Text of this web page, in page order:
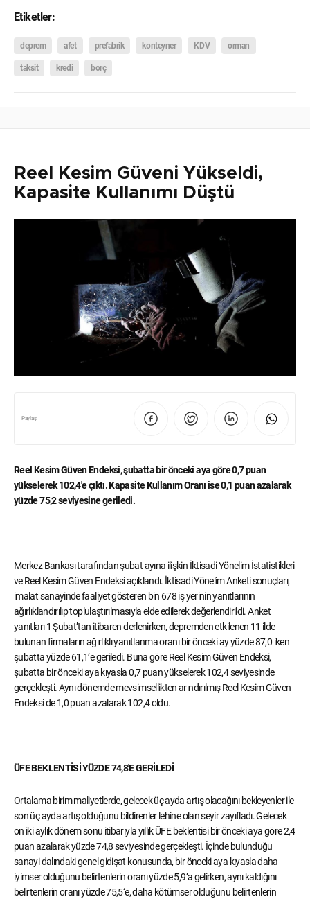
Etiketler:
deprem afet prefabrik konteyner KDV orman
taksit kredi borç
Reel Kesim Güveni Yükseldi,
Kapasite Kullanımı Düştü
Paylaş
Reel Kesim Güven Endeksi, şubatta bir önceki aya göre 0,7 puan
yükselerek 102,4'e çıktı. Kapasite Kullanım Oranı ise 0,1 puan azalarak
yüzde 75,2 seviyesine geriledi.
Merkez Bankası tarafından şubat ayına ilişkin İktisadi Yönelim İstatistikleri
ve Reel Kesim Güven Endeksi açıklandı. İktisadi Yönelim Anketi sonuçları,
imalat sanayinde faaliyet gösteren bin 678 iş yerinin yanıtlarının
ağırlıklandırılıp toplulaştırılmasıyla elde edilerek değerlendirildi. Anket
yanıtları 1 Şubat’tan itibaren derlenirken, depremden etkilenen 11 ilde
bulunan firmaların ağırlıklı yanıtlanma oranı bir önceki ay yüzde 87,0 iken
şubatta yüzde 61,1’e geriledi. Buna göre Reel Kesim Güven Endeksi,
şubatta bir önceki aya kıyasla 0,7 puan yükselerek 102,4 seviyesinde
gerçekleşti. Aynı dönemde mevsimsellikten arındırılmış Reel Kesim Güven
Endeksi de 1,0 puan azalarak 102,4 oldu.
ÜFE BEKLENTİSİ YÜZDE 74,8'E GERİLEDİ
Ortalama birim maliyetlerde, gelecek üç ayda artış olacağını bekleyenler ile
son üç ayda artış olduğunu bildirenler lehine olan seyir zayıfladı. Gelecek
on iki aylık dönem sonu itibarıyla yıllık ÜFE beklentisi bir önceki aya göre 2,4
puan azalarak yüzde 74,8 seviyesinde gerçekleşti. İçinde bulunduğu
sanayi dalındaki genel gidişat konusunda, bir önceki aya kıyasla daha
iyimser olduğunu belirtenlerin oranı yüzde 5,9’a gelirken, aynı kaldığını
belirtenlerin oranı yüzde 75,5‘e, daha kötümser olduğunu belirtenlerin